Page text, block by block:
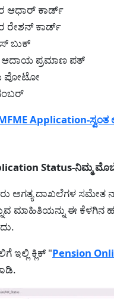
ಆಧಾರ್ ಕಾರ್ಡ್
ರೇಶನ್ ಕಾರ್ಡ್
ಬುಕ್
ಆದಾಯ ಪ್ರಮಾಣ ಪತ್
ಪೋಟೋ
Application-
Status-ನಿಮ್ಮ
ಅಗತ್ಯ ದಾಖಲೆಗಳ
ಮಾಹಿತಿಯನ್ನು ಈ ಕೆಳಗಿನ
ಇಲ್ಲಿ ಕ್ಲಿಕ್ "Pension